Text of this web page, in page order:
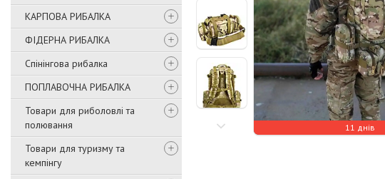
КАРПОВА РИБАЛКА
ФІДЕРНА РИБАЛКА
Спінінгова рибалка
ПОПЛАВОЧНА РИБАЛКА
Товари для риболовлі та
полювання
Товари для туризму та
кемпінгу
11 днів